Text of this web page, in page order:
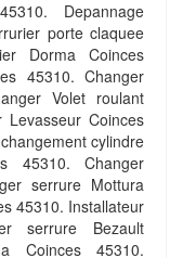
Depannage
porte claquee
Dorma Coinces
45310. Changer
Volet roulant
Coinces
cylindre
45310. Changer
serrure Mottura
45310. Installateur
serrure Bezault
Coinces 45310.